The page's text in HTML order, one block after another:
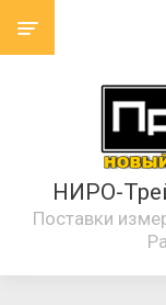
НИРО-
Поставки